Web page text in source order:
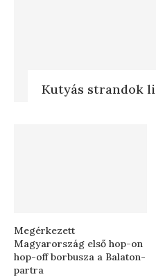
Kutyás strandok
Megérkezett
Magyarország első hop-on
hop-off borbusza a Balaton-
partra